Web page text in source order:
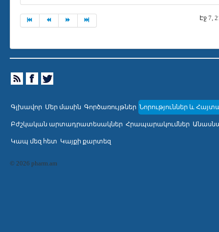
Էջ 7,
Գլխավոր Մեր մասին Գործառույթներ Նորություններ և
Բժշկական արտադրատեսակներ Հրապարակումներ
Կապ մեզ հետ Կայքի քարտեզ
© 2026 pharm.am